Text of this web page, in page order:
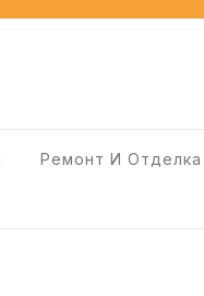
Ремонт И Отделка